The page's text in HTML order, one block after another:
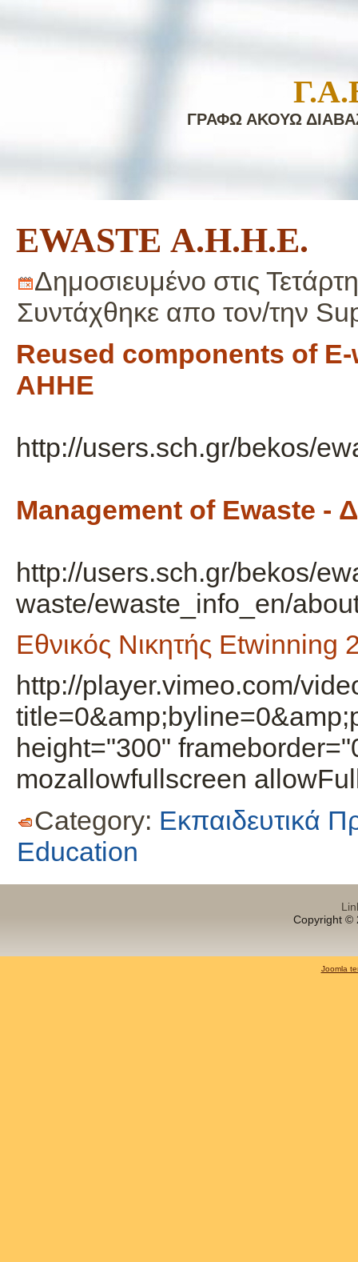
ΓΡΑΦΩ ΑΚΟΥΩ
EWASTE Α.Η.Η.Ε.
Δημοσιευμένο στις
Συντάχθηκε απο τον/την
Reused components of
ΑΗΗΕ
http://users.sch.gr/bekos/
Management of Ewaste -
http://users.sch.gr/bekos/
waste/ewaste_info_en/
Εθνικός Νικητής Etwinning
http://player.vimeo.com/
height="300"
mozallowfullscreen
Category: Εκπαιδευτικά
Education
Copyright ©
Joomla